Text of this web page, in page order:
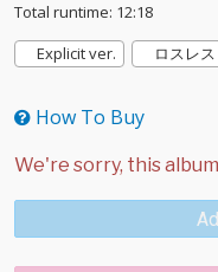
Total runtime: 12:18
Explicit ver.
ロスレス
How To Buy